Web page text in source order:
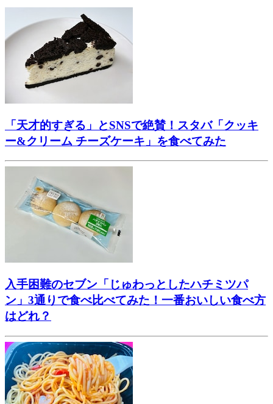
「天才的すぎる」とSNSで絶賛！スタバ「クッキ
ー&クリーム チーズケーキ」を食べてみた
入手困難のセブン「じゅわっとしたハチミツパ
ン」3通りで食べ比べてみた！一番おいしい食べ方
はどれ？